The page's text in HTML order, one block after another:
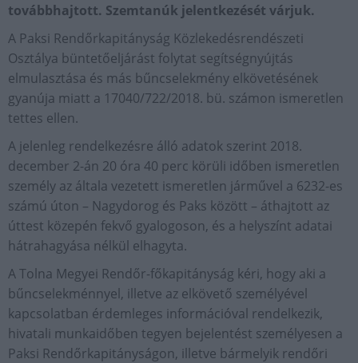
továbbhajtott. Szemtanúk jelentkezését várjuk.
A Paksi Rendőrkapitányság Közlekedésrendészeti
Osztálya büntetőeljárást folytat segítségnyújtás
elmulasztása és más bűncselekmény elkövetésének
gyanúja miatt a 17040/722/2018. bü. számon ismeretlen
tettes ellen.
A jelenleg rendelkezésre álló adatok szerint 2018.
december 2-án 20 óra 40 perc körüli időben ismeretlen
személy az általa vezetett ismeretlen járművel a 6232-es
számú úton – Nagydorog és Paks között – áthajtott az
úttest közepén fekvő gyalogoson, és a helyszínt adatai
hátrahagyása nélkül elhagyta.
A Tolna Megyei Rendőr-főkapitányság kéri, hogy aki a
bűncselekménnyel, illetve az elkövető személyével
kapcsolatban érdemleges információval rendelkezik,
hivatali munkaidőben tegyen bejelentést személyesen a
Paksi Rendőrkapitányságon, illetve bármelyik rendőri